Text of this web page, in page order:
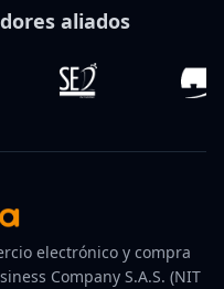
aliados
electrónico y compra
Company S.A.S. (NIT